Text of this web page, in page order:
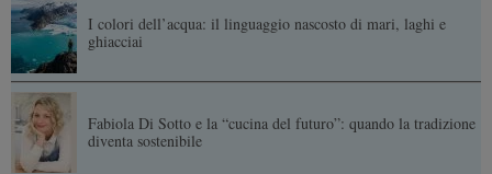
I colori dell’acqua: il linguaggio nascosto di mari, laghi e
ghiacciai
Fabiola Di Sotto e la “cucina del futuro”: quando la tradizione
diventa sostenibile